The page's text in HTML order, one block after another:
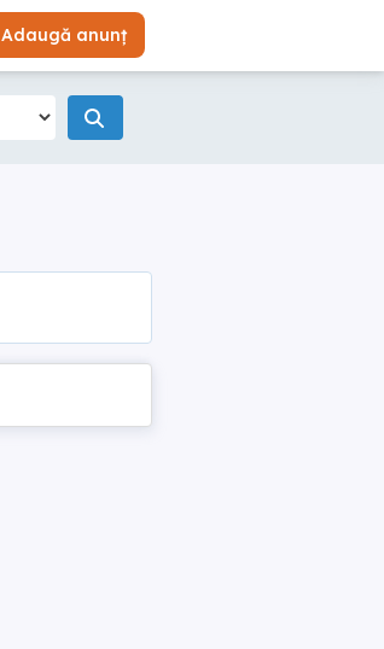
Adaugă anunț